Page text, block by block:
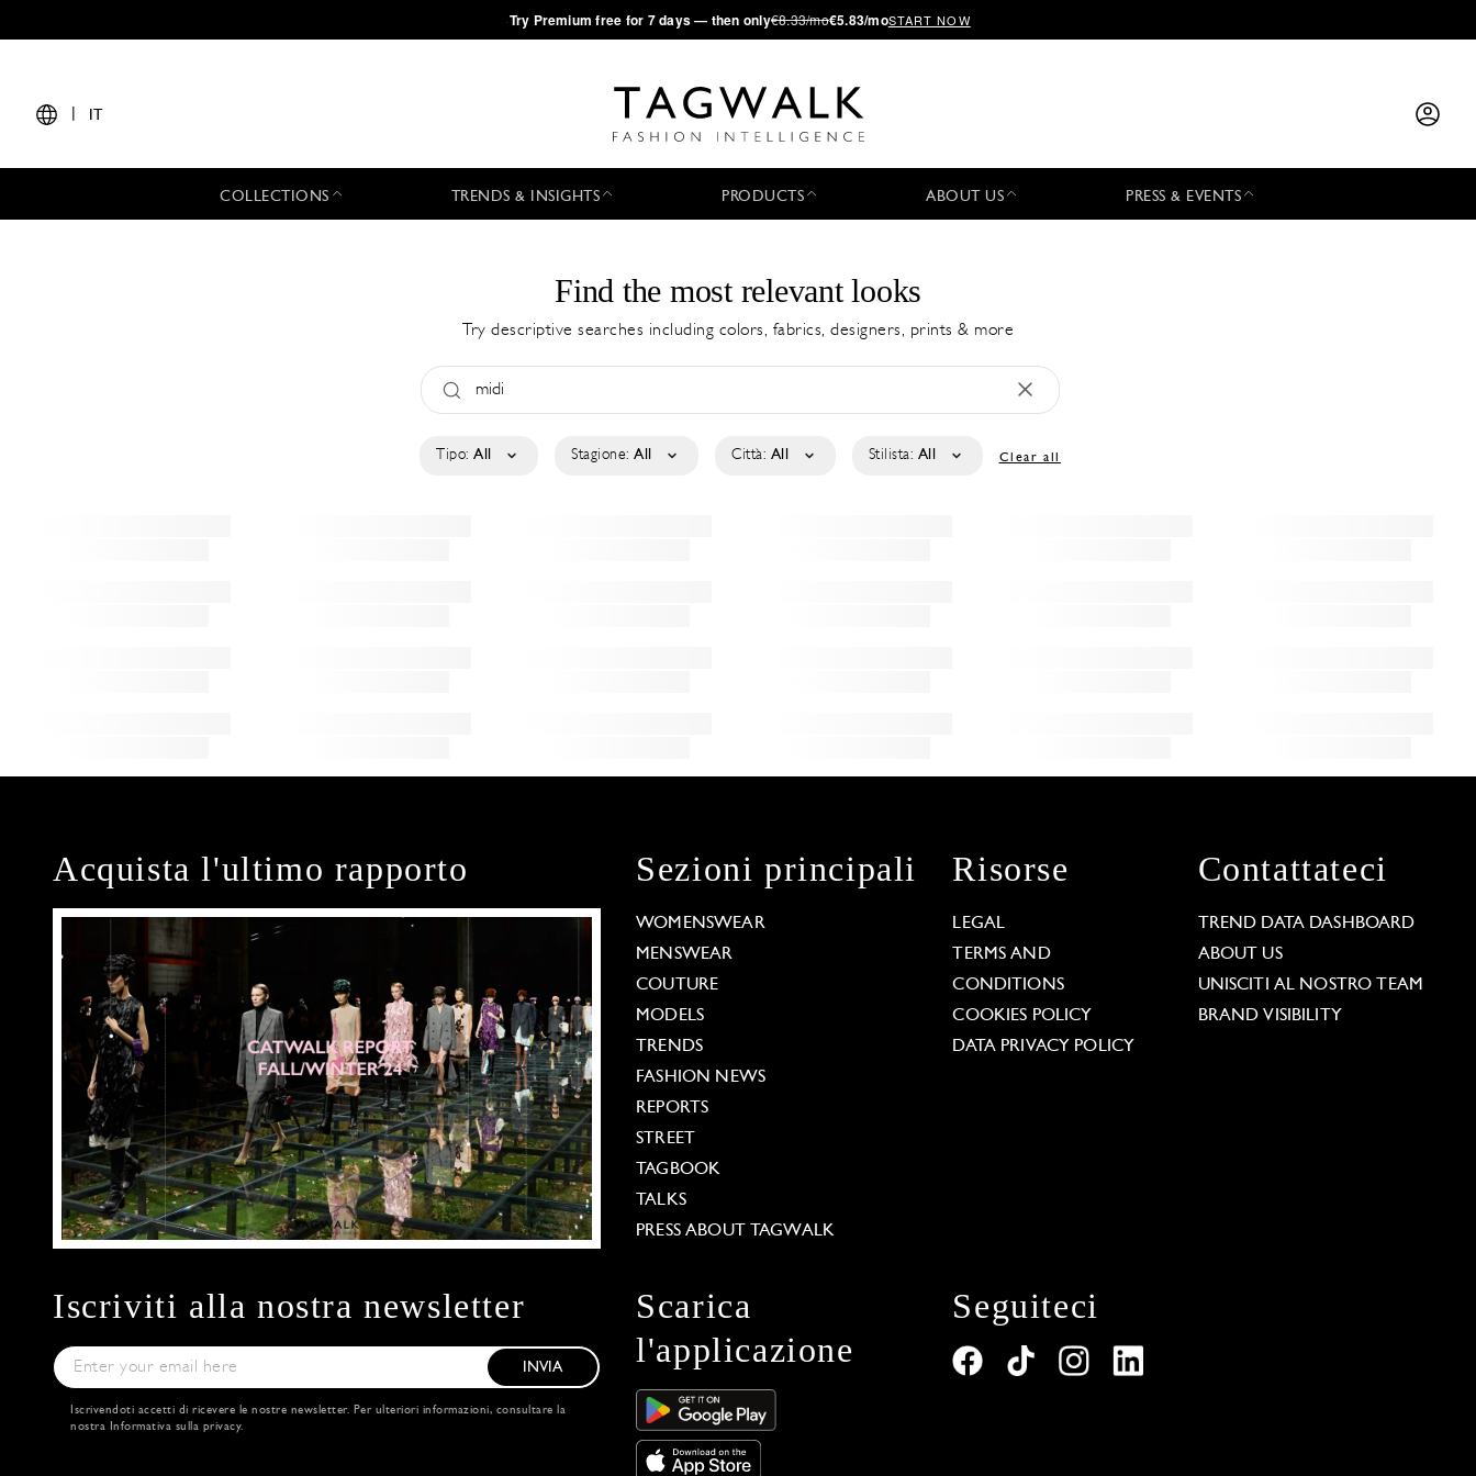
·Try Premium free for 7 days — then only€8.33/mo€5.83/moSTART NOW
IT
COLLECTIONS TRENDS & INSIGHTS PRODUCTS ABOUT US PRESS & EVENTS
Find the most relevant looks
Try descriptive searches including colors, fabrics, designers, prints & more
Tipo: All Stagione: All Città: All Stilista: All Clear all
Acquista l'ultimo rapporto Sezioni principali
WOMENSWEAR
MENSWEAR
COUTURE
MODELS
TRENDS
FASHION NEWS
REPORTS
STREET
TAGBOOK
TALKS
PRESS ABOUT TAGWALK
Risorse
LEGAL
TERMS AND
CONDITIONS
COOKIES POLICY
DATA PRIVACY POLICY
Contattateci
TREND DATA DASHBOARD
ABOUT US
UNISCITI AL NOSTRO TEAM
BRAND VISIBILITY
Iscriviti alla nostra newsletter
INVIA
Iscrivendoti accetti di ricevere le nostre newsletter. Per ulteriori informazioni, consultare la
nostra Informativa sulla privacy.
Scarica
l'applicazione
Seguiteci